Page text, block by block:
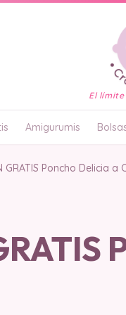
El
Amigurumis
GRATIS Poncho Delicia a